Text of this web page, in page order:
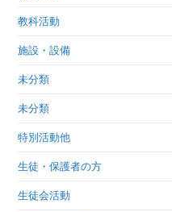
教科活動
施設・設備
未分類
未分類
特別活動他
生徒・保護者の方
生徒会活動